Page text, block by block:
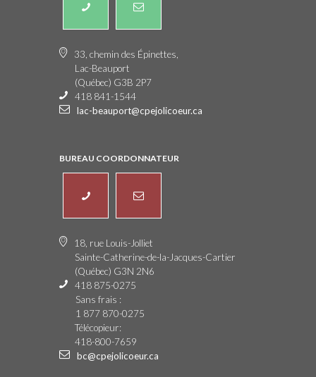
33, chemin des Épinettes,
Lac-Beauport
(Québec) G3B 2P7
418 841-1544
lac-beauport@cpejolicoeur.ca
BUREAU COORDONNATEUR
18, rue Louis-Jolliet
Sainte-Catherine-de-la-Jacques-Cartier
(Québec) G3N 2N6
418 875-0275
Sans frais :
1 877 870-0275
Télécopieur:
418-800-7659
bc@cpejolicoeur.ca